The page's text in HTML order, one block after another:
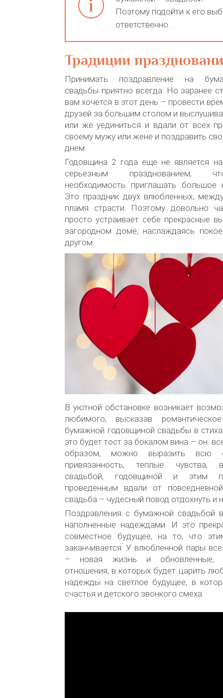
Поэтому подойти к его
ответственно.
Традиции
Принимать поздравление на
свадьбы приятно всегда. Но заранее
вам хочется в этот день – провести
друзей за большим столом и
или же уединиться и вдали от всех
своему мужу или жене и поздравить
днем.
Годовщина 2 года еще не является
серьезным празднованием,
необходимость приглашать большое
Это праздник двух влюбленных,
пламя страсти. Поэтому довольно
просто устраивает себе прекрасные
загородном доме, наслаждаясь
другом.
В уютной обстановке возникает
любимого, высказав
бумажной годовщиной свадьбы в
это будет тост за бокалом вина – он
образом, можно выразить
привязанность, теплые чувства,
свадьбой, годовщиной и этим
проведенным вдали от
свадьба – чудесный повод отдохнуть и
Поздравления с бумажной свадьбой
наполненные надеждами. И это
совместное будущее, на то, что
заканчивается. У влюбленной пары
– новая жизнь и обновленные,
отношения, в которых будет царить
надежды на светлое будущее, в
счастья и детского звонкого смеха.